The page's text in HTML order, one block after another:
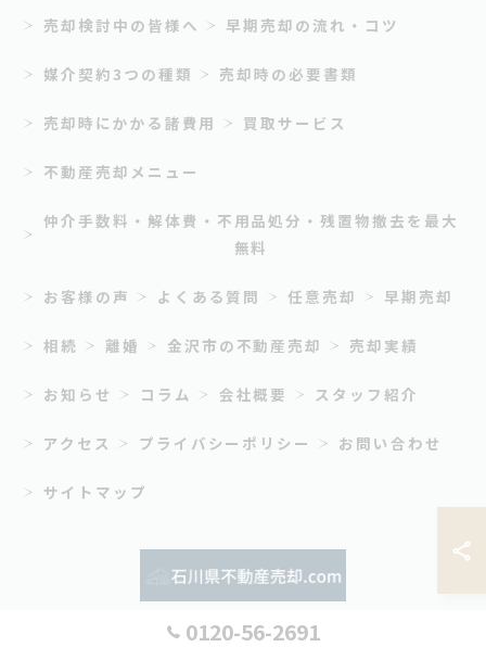
0120-56-2691
売却検討中の皆様へ 早期売却の流れ・コツ
媒介契約3つの種類 売却時の必要書類
売却時にかかる諸費用 買取サービス
不動産売却メニュー
仲介手数料・解体費・不用品処分・残置物撤去を最大
無料
お客様の声 よくある質問 任意売却 早期売却
相続 離婚 金沢市の不動産売却 売却実績
お知らせ コラム 会社概要 スタッフ紹介
アクセス プライバシーポリシー お問い合わせ
サイトマップ